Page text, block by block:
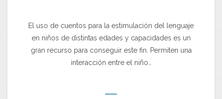
El uso de cuentos para la estimulación del lenguaje
en niños de distintas edades y capacidades es un
gran recurso para conseguir este fin. Permiten una
interacción entre el niño…